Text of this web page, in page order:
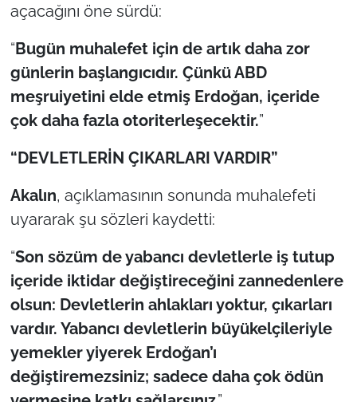
açacağını öne sürdü:
“Bugün muhalefet için de artık daha zor
günlerin başlangıcıdır. Çünkü ABD
meşruiyetini elde etmiş Erdoğan, içeride
çok daha fazla otoriterleşecektir.”
“DEVLETLERİN ÇIKARLARI VARDIR”
Akalın, açıklamasının sonunda muhalefeti
uyararak şu sözleri kaydetti:
“Son sözüm de yabancı devletlerle iş tutup
içeride iktidar değiştireceğini zannedenlere
olsun: Devletlerin ahlakları yoktur, çıkarları
vardır. Yabancı devletlerin büyükelçileriyle
yemekler yiyerek Erdoğan’ı
değiştiremezsiniz; sadece daha çok ödün